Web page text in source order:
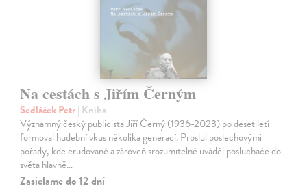
Na cestách s Jiřím Černým
Sedláček Petr| Kniha
Významný český publicista Jiří Černý (1936-2023) po desetiletí
formoval hudební vkus několika generací. Proslul poslechovými
pořady, kde erudovaně a zároveň srozumitelně uváděl posluchače do
světa hlavně…
Zasielame do 12 dní